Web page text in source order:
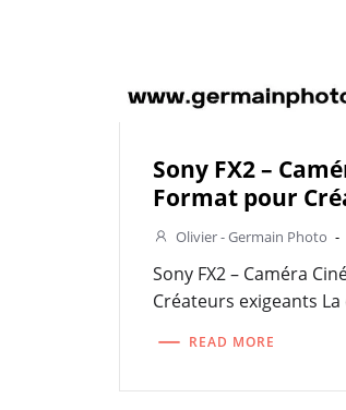
Sony FX2 –
Format pour
Olivier - Germain Photo -
Sony FX2 – Caméra
Créateurs exigeants
READ MORE